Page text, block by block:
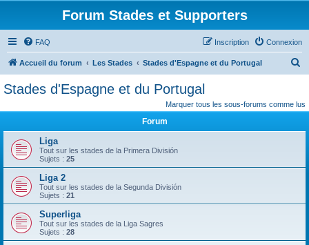
Forum Stades et Supporters
FAQ Connexion
Inscription
Accueil du forum Les Stades Stades d'Espagne et du Portugal
h
Stades d'Espagne et du Portugal
Marquer tous les sous-forums comme lus
Forum
Liga
Tout sur les stades de la Primera División
Sujets : 25
Liga 2
Tout sur les stades de la Segunda División
Sujets : 21
Superliga
Tout sur les stades de la Liga Sagres
Sujets : 28